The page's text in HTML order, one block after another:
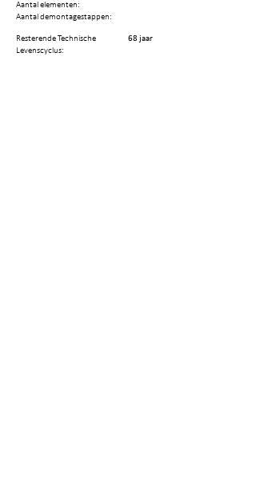
Aantal elementen:
Aantal demontagestappen:
Resterende Technische
Levenscyclus:
68 jaar